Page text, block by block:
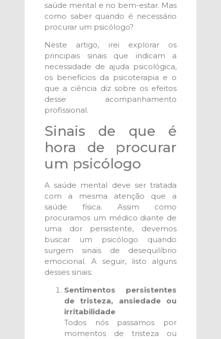
saúde mental e no bem-estar. Mas
como saber quando é necessário
procurar um psicólogo?
Neste artigo, irei explorar os
principais sinais que indicam a
necessidade de ajuda psicológica,
os benefícios da psicoterapia e o
que a ciência diz sobre os efeitos
desse acompanhamento
profissional.
Sinais de que é
hora de procurar
um psicólogo
A saúde mental deve ser tratada
com a mesma atenção que a
saúde física. Assim como
procuramos um médico diante de
uma dor persistente, devemos
buscar um psicólogo quando
surgem sinais de desequilíbrio
emocional. A seguir, listo alguns
desses sinais:
Sentimentos persistentes
de tristeza, ansiedade ou
irritabilidade
Todos nós passamos por
momentos de tristeza ou